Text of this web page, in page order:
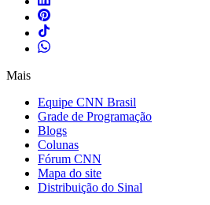
Mais
Equipe CNN Brasil
Grade de Programação
Blogs
Colunas
Fórum CNN
Mapa do site
Distribuição do Sinal